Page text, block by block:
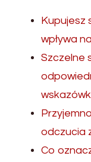
Kupujesz
wpływa
Szczelne
odczucia
Co